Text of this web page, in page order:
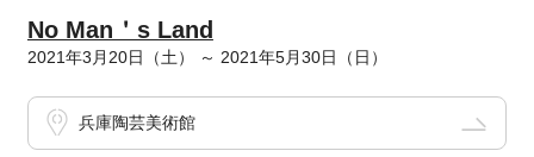
No Man＇s Land
2021年3月20日（土） ～ 2021年5月30日（日）
兵庫陶芸美術館